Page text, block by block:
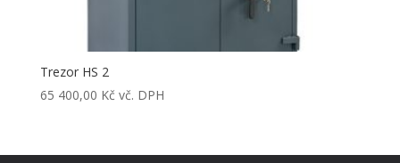
Trezor HS 2
65 400,00 Kč vč. DPH